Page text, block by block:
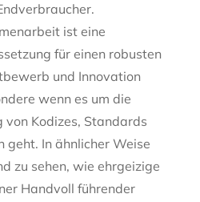
ist eine
für einen robusten
und Innovation
wenn es um die
von Kodizes, Standards
geht. In ähnlicher Weise
zu sehen, wie ehrgeizige
Handvoll führender